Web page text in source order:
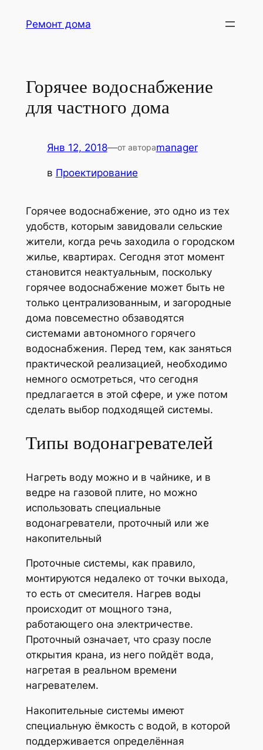
Ремонт дома
Горячее водоснабжение
для частного дома
Янв 12, 2018—от автораmanager
в Проектирование
Горячее водоснабжение, это одно из тех
удобств, которым завидовали сельские
жители, когда речь заходила о городском
жилье, квартирах. Сегодня этот момент
становится неактуальным, поскольку
горячее водоснабжение может быть не
только централизованным, и загородные
дома повсеместно обзаводятся
системами автономного горячего
водоснабжения. Перед тем, как заняться
практической реализацией, необходимо
немного осмотреться, что сегодня
предлагается в этой сфере, и уже потом
сделать выбор подходящей системы.
Типы водонагревателей
Нагреть воду можно и в чайнике, и в
ведре на газовой плите, но можно
использовать специальные
водонагреватели, проточный или же
накопительный
Проточные системы, как правило,
монтируются недалеко от точки выхода,
то есть от смесителя. Нагрев воды
происходит от мощного тэна,
работающего она электричестве.
Проточный означает, что сразу после
открытия крана, из него пойдёт вода,
нагретая в реальном времени
нагревателем.
Накопительные системы имеют
специальную ёмкость с водой, в которой
поддерживается определённая